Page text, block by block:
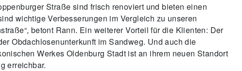
Straße sind frisch renoviert und bieten einen
wichtige Verbesserungen im Vergleich zu unseren
betont Rann. Ein weiterer Vorteil für die Klienten: Der
Obdachlosenunterkunft im Sandweg. Und auch die
Werkes Oldenburg Stadt ist an ihrem neuen Standort
erreichbar.